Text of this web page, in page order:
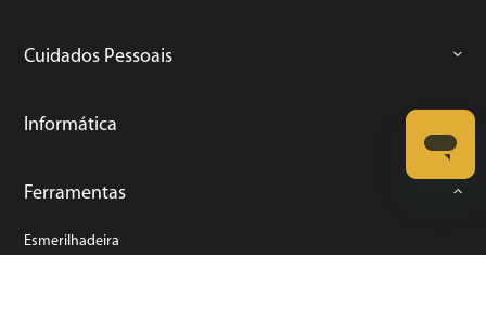
Cuidados Pessoais
Informática
Ferramentas
Esmerilhadeira